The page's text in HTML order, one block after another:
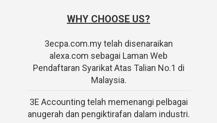
WHY CHOOSE US?
3ecpa.com.my telah disenaraikan
alexa.com sebagai Laman Web
Pendaftaran Syarikat Atas Talian No.1 di
Malaysia.
3E Accounting telah memenangi pelbagai
anugerah dan pengiktirafan dalam industri.